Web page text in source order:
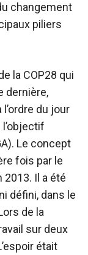
changement
piliers
la COP28 qui
dernière,
du jour
). Le concept
fois par le
Il a été
défini, dans le
de la
sur deux
était